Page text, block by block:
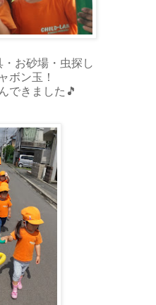
お砂場・虫探し
ボン玉！
できました🎵